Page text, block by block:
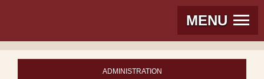
MENU
ADMINISTRATION